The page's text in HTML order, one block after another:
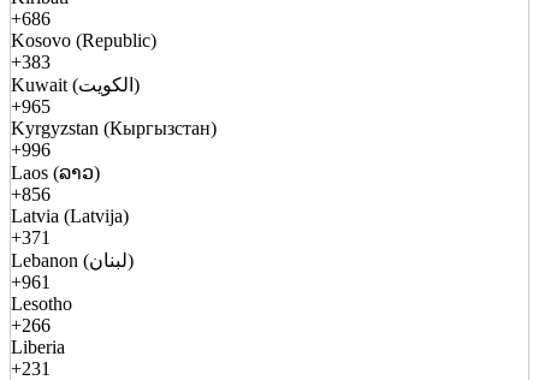
+686
Kosovo (Republic)
+383
Kuwait (الكويت)
+965
Kyrgyzstan (Кыргызстан)
+996
Laos (ລາວ)
+856
Latvia (Latvija)
+371
Lebanon (لبنان)
+961
Lesotho
+266
Liberia
+231